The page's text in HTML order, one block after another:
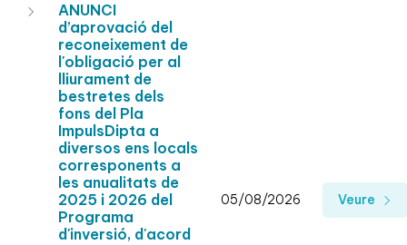
ANUNCI
d’aprovació del
reconeixement de
l'obligació per al
lliurament de
bestretes dels
fons del Pla
ImpulsDipta a
diversos ens locals
corresponents a
les anualitats de
2025 i 2026 del
Programa
d'inversió, d'acord
05/08/2026 Veure